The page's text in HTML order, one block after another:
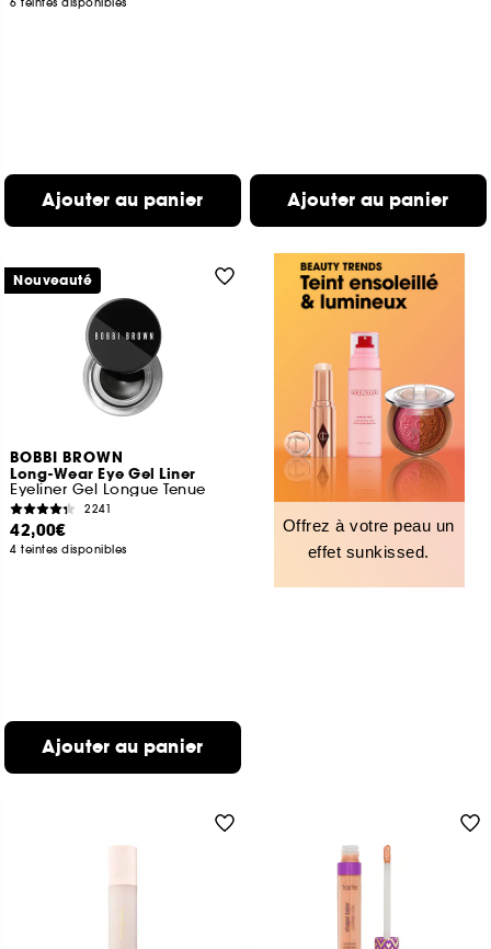
Ajouter au panier Ajouter au panier
BOBBI BROWN
Long-Wear Eye Gel Liner
Eyeliner Gel Longue Tenue
2241
42,00€
4 teintes disponibles
Ajouter au panier
Nouveauté
Offrez à votre peau un
effet sunkissed.